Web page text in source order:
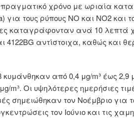
χρόνο με ωριαία
για τους ρύπους ΝΟ και ΝΟ2 και
καταγράφονταν ανά 10 λεπτά
4122BG αντίστοιχα, καθώς και
από 0,4 μg/m³ έως 2,9
m³. Οι υψηλότερες ημερήσιες
σημειώθηκαν τον Νοέμβριο για
τον Ιούνιο και τις